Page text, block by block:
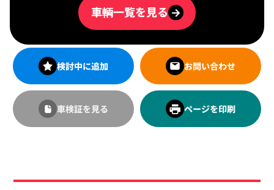
車輌一覧を見る →
検討中に追加 お問い合わせ
車検証を見る ページを印刷